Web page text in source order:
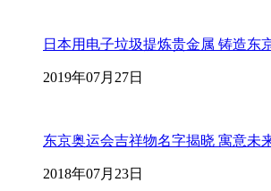
日本用电子垃圾提炼贵金属 铸造东
2019年07月27日
东京奥运会吉祥物名字揭晓 寓意未
2018年07月23日